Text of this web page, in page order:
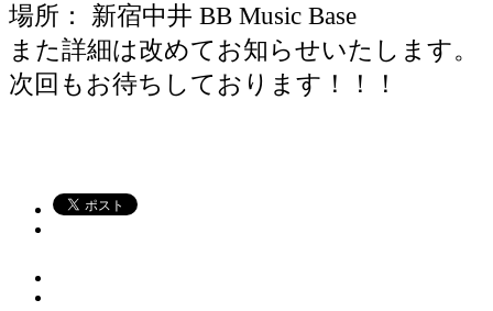
場所： 新宿中井 BB Music Base
また詳細は改めてお知らせいたします。
次回もお待ちしております！！！